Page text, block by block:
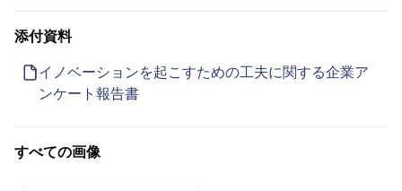
添付資料
イノベーションを起こすための工夫に関する企業ア
ンケート報告書
すべての画像